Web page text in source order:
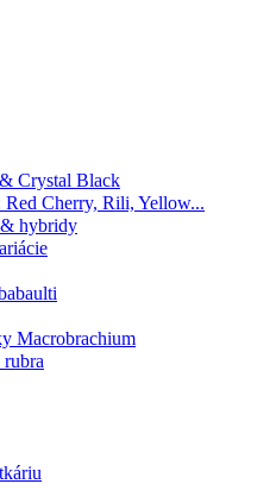
Crystal Black
Cherry, Rili, Yellow...
hybridy
Macrobrachium